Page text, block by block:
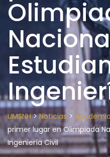
UMSNH>Noticias >
primer lugar en Olimpiada
Ingeniería Civil